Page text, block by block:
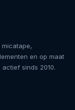
en op maat
sinds 2010.